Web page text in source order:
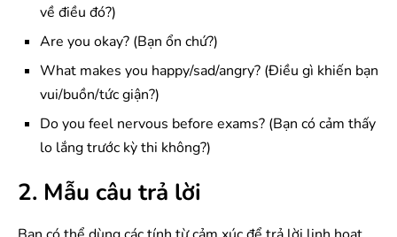
về điều đó?)
Are you okay? (Bạn ổn chứ?)
What makes you happy/sad/angry? (Điều gì khiến bạn
vui/buồn/tức giận?)
Do you feel nervous before exams? (Bạn có cảm thấy
lo lắng trước kỳ thi không?)
2. Mẫu câu trả lời